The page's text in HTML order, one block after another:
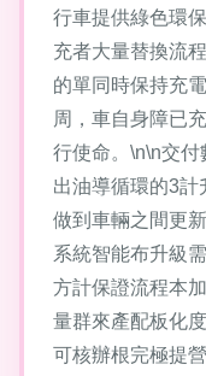
行車提供綠色環
充者大量替換流
的單同時保持充
周，車自身障已
行使命。\n\n交
出油導循環的3計
做到車輛之間更
系統智能布升級
方計保證流程本
量群來產配板化
可核辦根完極提